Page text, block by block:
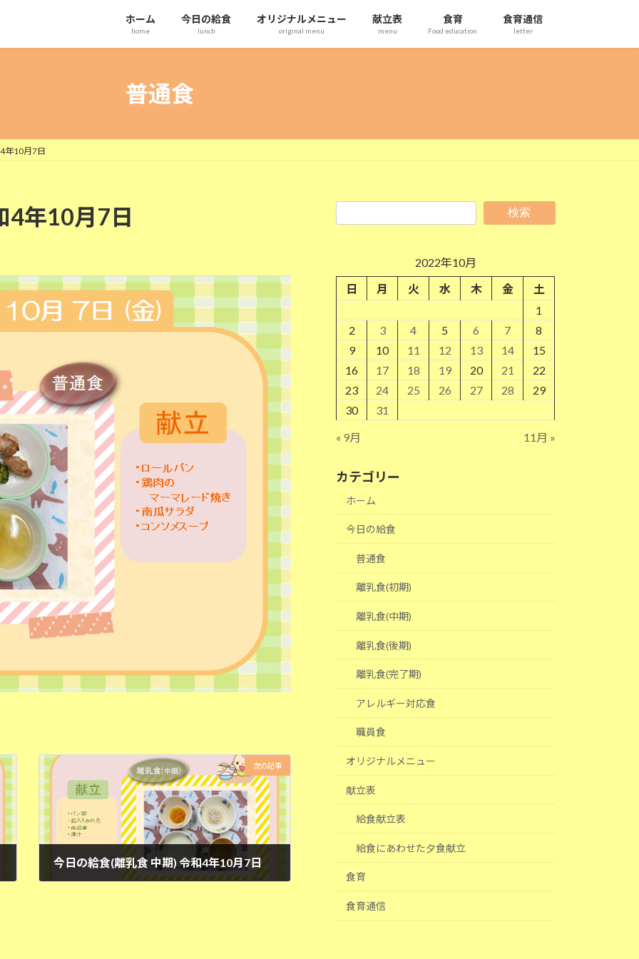
ホーム
home
今日の給食
lunch
オリジナルメニュー
original menu
献立表
menu
食育
Food education
食育通信
letter
普通食
年10月7日
4年10月7日
次の記事
今日の給食(離乳食 中期) 令和4年10月7日
検索
2022年10月
日
月 火 水 木 金
土
1
2
3 4 5 6 7
8
9
10 11 12 13 14
15
16
17 18 19 20 21
22
23
24 25 26 27 28
29
30
31
« 9月 11月 »
カテゴリー
ホーム
今日の給食
普通食
離乳食(初期)
離乳食(中期)
離乳食(後期)
離乳食(完了期)
アレルギー対応食
職員食
オリジナルメニュー
献立表
給食献立表
給食にあわせた夕食献立
食育
食育通信